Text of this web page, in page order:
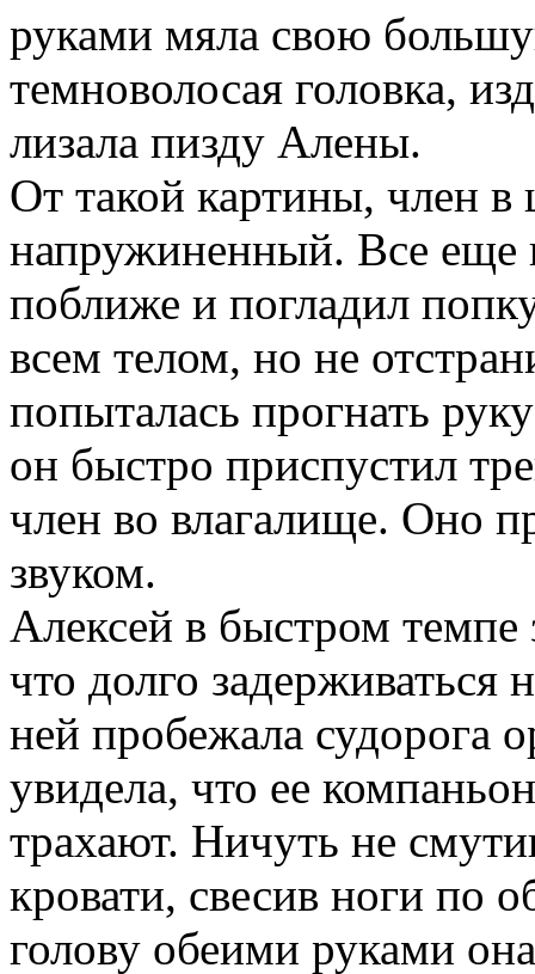
руками мяла свою
темноволосая головка,
лизала пизду Алены.
От такой картины, член в
напружиненный. Все еще
поближе и погладил
всем телом, но не
попыталась прогнать
он быстро приспустил
член во влагалище. Оно
звуком.
Алексей в быстром темпе
что долго задерживаться
ней пробежала судорога
увидела, что ее
трахают. Ничуть не
кровати, свесив ноги по
голову обеими руками